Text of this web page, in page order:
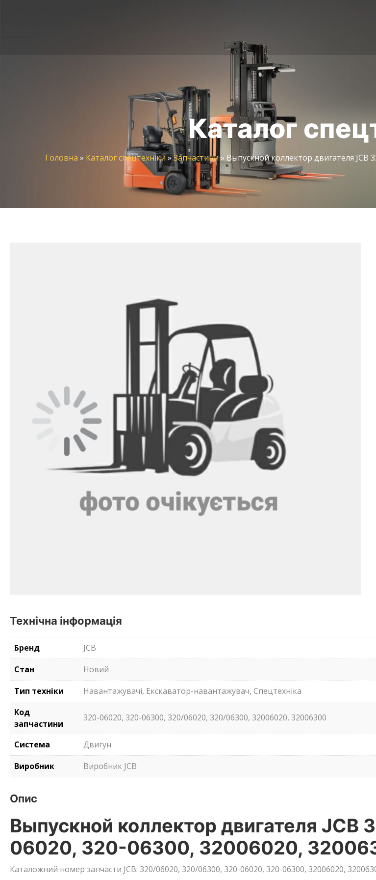
Каталог
Головна » Каталог спецтехніки»Запчастини» Выпускной коллектор двигателя JCB
Технічна інформація
Бренд
JCB
Стан
Новий
Тип техніки
Навантажувачі, Екскаватор-навантажувач, Спецтехніка
Код
запчастини
320-06020, 320-06300, 320/06020, 320/06300, 32006020, 32006300
Система
Двигун
Виробник
Виробник JCB
Опис
Выпускной коллектор двигателя
06020, 320-06300, 32006020,
Каталожний номер запчасти JCB: 320/06020, 320/06300, 320-06020, 320-06300, 32006020,